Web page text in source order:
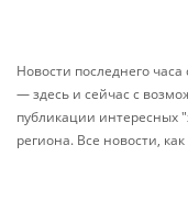
Новости последнего
— здесь и сейчас с
публикации интересных
региона. Все новости,